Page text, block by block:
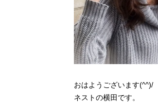
おはようございます(^^)/
ネストの横田です。